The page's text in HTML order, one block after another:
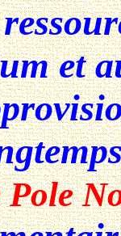
et
Pole